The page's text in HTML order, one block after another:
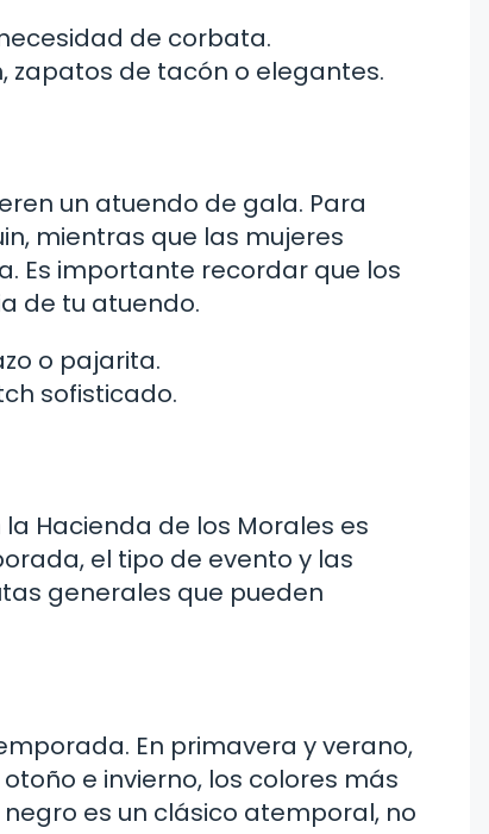
de corbata.
zapatos de tacón o elegantes.
un atuendo de gala. Para
mientras que las mujeres
Es importante recordar que los
de tu atuendo.
o pajarita.
sofisticado.
Hacienda de los Morales es
el tipo de evento y las
generales que pueden
En primavera y verano,
e invierno, los colores más
es un clásico atemporal, no